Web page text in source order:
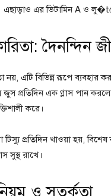
এর ভিটামিন A ও
দৈনন্দিন
এটি বিভিন্ন রূপে ব্যবহার
প্রতিদিন এক গ্লাস পান করলে
করে।
প্রতিদিন খাওয়া হয়,
সুস্থ রাখে।
ও সতর্কতা